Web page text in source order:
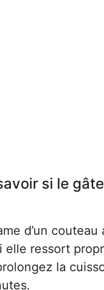
si le
d’un couteau
elle ressort
la